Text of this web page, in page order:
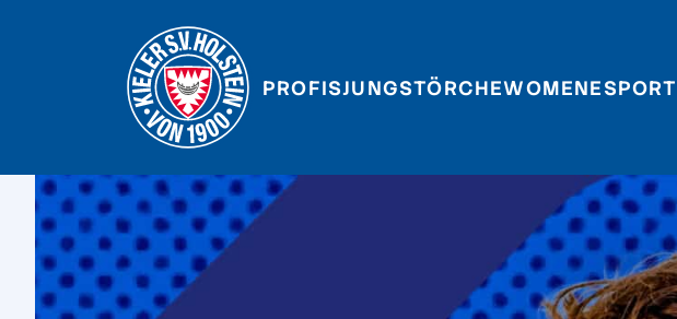
PROFISJUNGSTÖRCHEWOMENESPORT